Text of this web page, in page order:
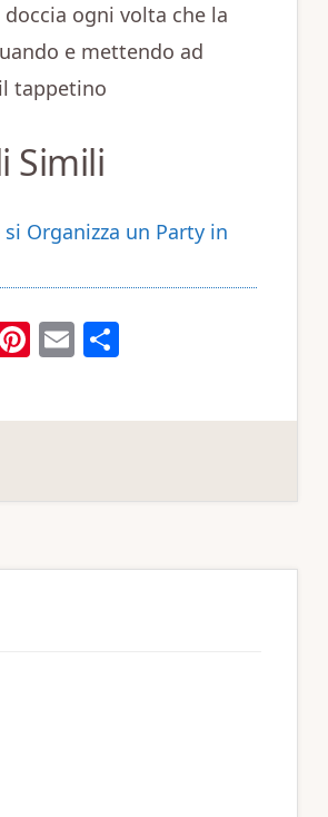
doccia ogni volta che la
e mettendo ad
tappetino
Simili
si Organizza un Party in
Pi
te
E
ai
C
n
di